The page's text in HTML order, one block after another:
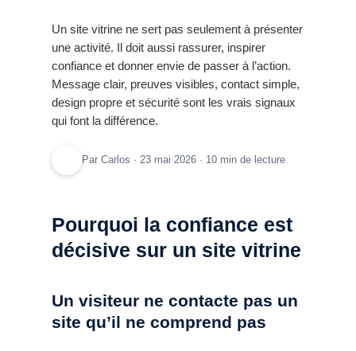
Un site vitrine ne sert pas seulement à présenter
une activité. Il doit aussi rassurer, inspirer
confiance et donner envie de passer à l’action.
Message clair, preuves visibles, contact simple,
design propre et sécurité sont les vrais signaux
qui font la différence.
Par Carlos · 23 mai 2026 · 10 min de lecture
Pourquoi la confiance est
décisive sur un site vitrine
Un visiteur ne contacte pas un
site qu’il ne comprend pas